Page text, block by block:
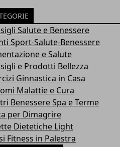
Salute e Benessere
Sport-Salute-Benessere
e Salute
e Prodotti Bellezza
Ginnastica in Casa
Malattie e Cura
Benessere Spa e Terme
per Dimagrire
Dietetiche Light
Fitness in Palestra